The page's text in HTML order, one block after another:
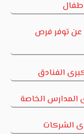
عن توفر فرص
الفنادق
الخاصة
الشركات